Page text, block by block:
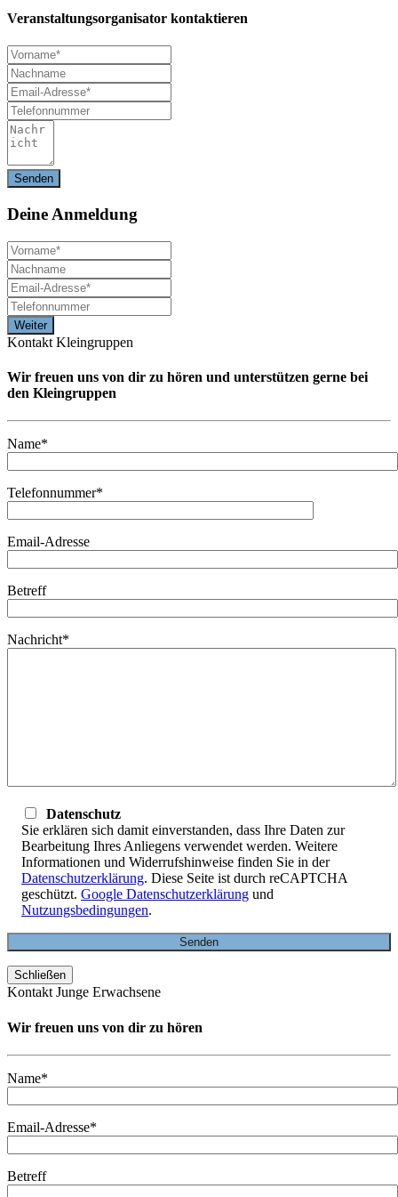
Veranstaltungsorganisator kontaktieren
Deine Anmeldung
Kontakt Kleingruppen
Wir freuen uns von dir zu hören und unterstützen gerne bei
den Kleingruppen
Name*
Telefonnummer*
Email-Adresse
Betreff
Nachricht*
Datenschutz
Sie erklären sich damit einverstanden, dass Ihre Daten zur
Bearbeitung Ihres Anliegens verwendet werden. Weitere
Informationen und Widerrufshinweise finden Sie in der
Datenschutzerklärung. Diese Seite ist durch reCAPTCHA
geschützt. Google Datenschutzerklärung und
Nutzungsbedingungen.
Schließen
Kontakt Junge Erwachsene
Wir freuen uns von dir zu hören
Name*
Email-Adresse*
Betreff